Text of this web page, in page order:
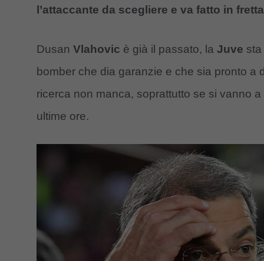
l’attaccante da scegliere e va fatto in fretta
Dusan Vlahovic è già il passato, la Juve
bomber che dia garanzie e che sia pronto a
ricerca non manca, soprattutto se si vanno
ultime ore.